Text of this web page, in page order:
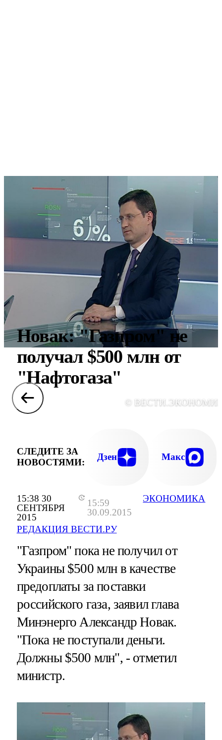
15:38 30
СЕНТЯБРЯ
2015
15:59
30.09.2015
РЕДАКЦИЯ ВЕСТИ.РУ
ЭКОНОМИКА
Новак: "Газпром" не
получал $500 млн от
"Нафтогаза"
©
СЛЕДИТЕ ЗА
НОВОСТЯМИ:
Дзен Макс
"Газпром" пока не получил от
Украины $500 млн в качестве
предоплаты за поставки
российского газа, заявил глава
Минэнерго Александр Новак.
"Пока не поступали деньги.
Должны $500 млн", - отметил
министр.